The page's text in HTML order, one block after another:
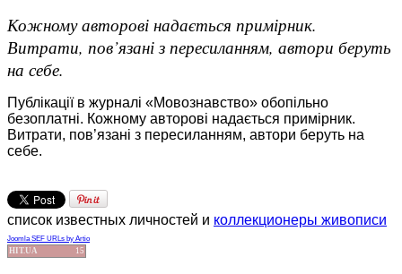
Кожному авторові надається примірник.
Витрати, пов’язані з пересиланням, автори беруть
на себе.
Публікації в журналі «Мовознавство» обопільно
безоплатні. Кожному авторові надається примірник.
Витрати, пов’язані з пересиланням, автори беруть на
себе.
список известных личностей и коллекционеры живописи
Joomla SEF URLs by Artio
HIT.UA 15